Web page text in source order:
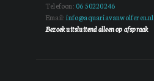
Telefoon: 06 50220246
Email:info@aquariavanwolferen.nl
Bezoek uitsluitend alleen op afspraak